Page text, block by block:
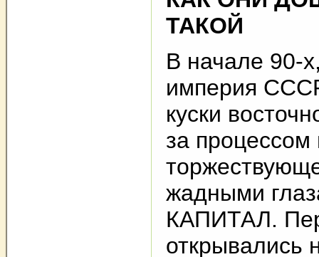
ТАКОЙ
В начале 90-
империя
куски
за процессом
жадными
КАПИТАЛ.
открывались